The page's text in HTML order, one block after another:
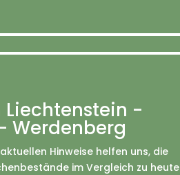
-
Werdenberg
Hinweise helfen uns, die
im Vergleich zu heute